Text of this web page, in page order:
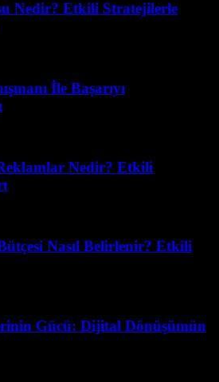
Nedir? Etkili Stratejilerle
İle Başarıyı
Nedir? Etkili
Nasıl Belirlenir? Etkili
Gücü: Dijital Dönüşümün